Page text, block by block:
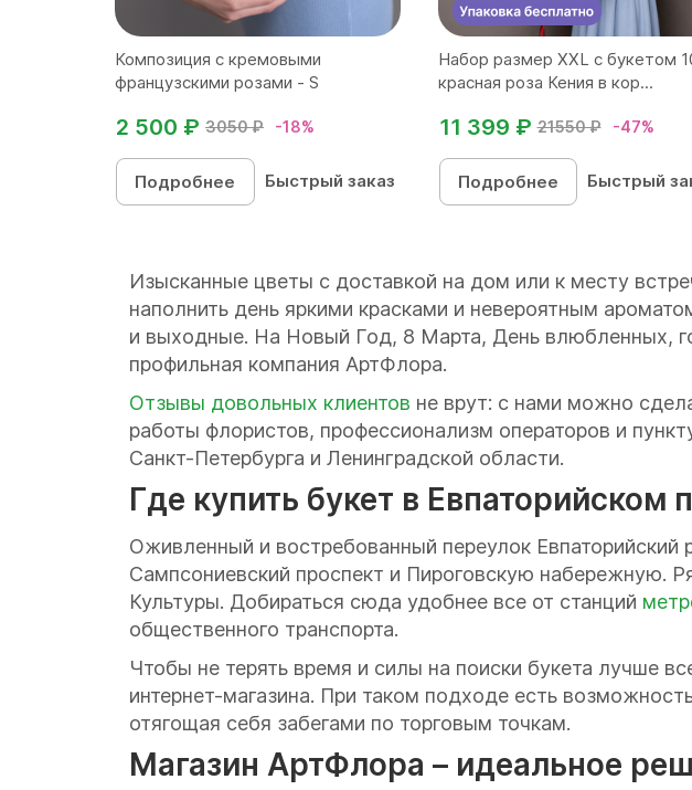
Композиция с кремовыми
французскими розами - S
3050 ₽ -18%
2 500 ₽
Подробнее Быстрый заказ
Набор размер ХХL с букетом
красная роза Кения в кор...
21550 ₽ -47%
11 399 ₽
Подробнее Быстрый
Изысканные цветы с доставкой на дом или к месту
наполнить день яркими красками и невероятным
и выходные. На Новый Год, 8 Марта, День влюбленных,
профильная компания АртФлора.
Отзывы довольных клиентов не врут: с нами можно
работы флористов, профессионализм операторов и
Санкт-Петербурга и Ленинградской области.
Где купить букет в Евпаторийском
Оживленный и востребованный переулок Евпаторийский
Сампсониевский проспект и Пироговскую набережную.
Культуры. Добираться сюда удобнее все от станций
общественного транспорта.
Чтобы не терять время и силы на поиски букета лучше
интернет-магазина. При таком подходе есть
отягощая себя забегами по торговым точкам.
Магазин АртФлора – идеальное